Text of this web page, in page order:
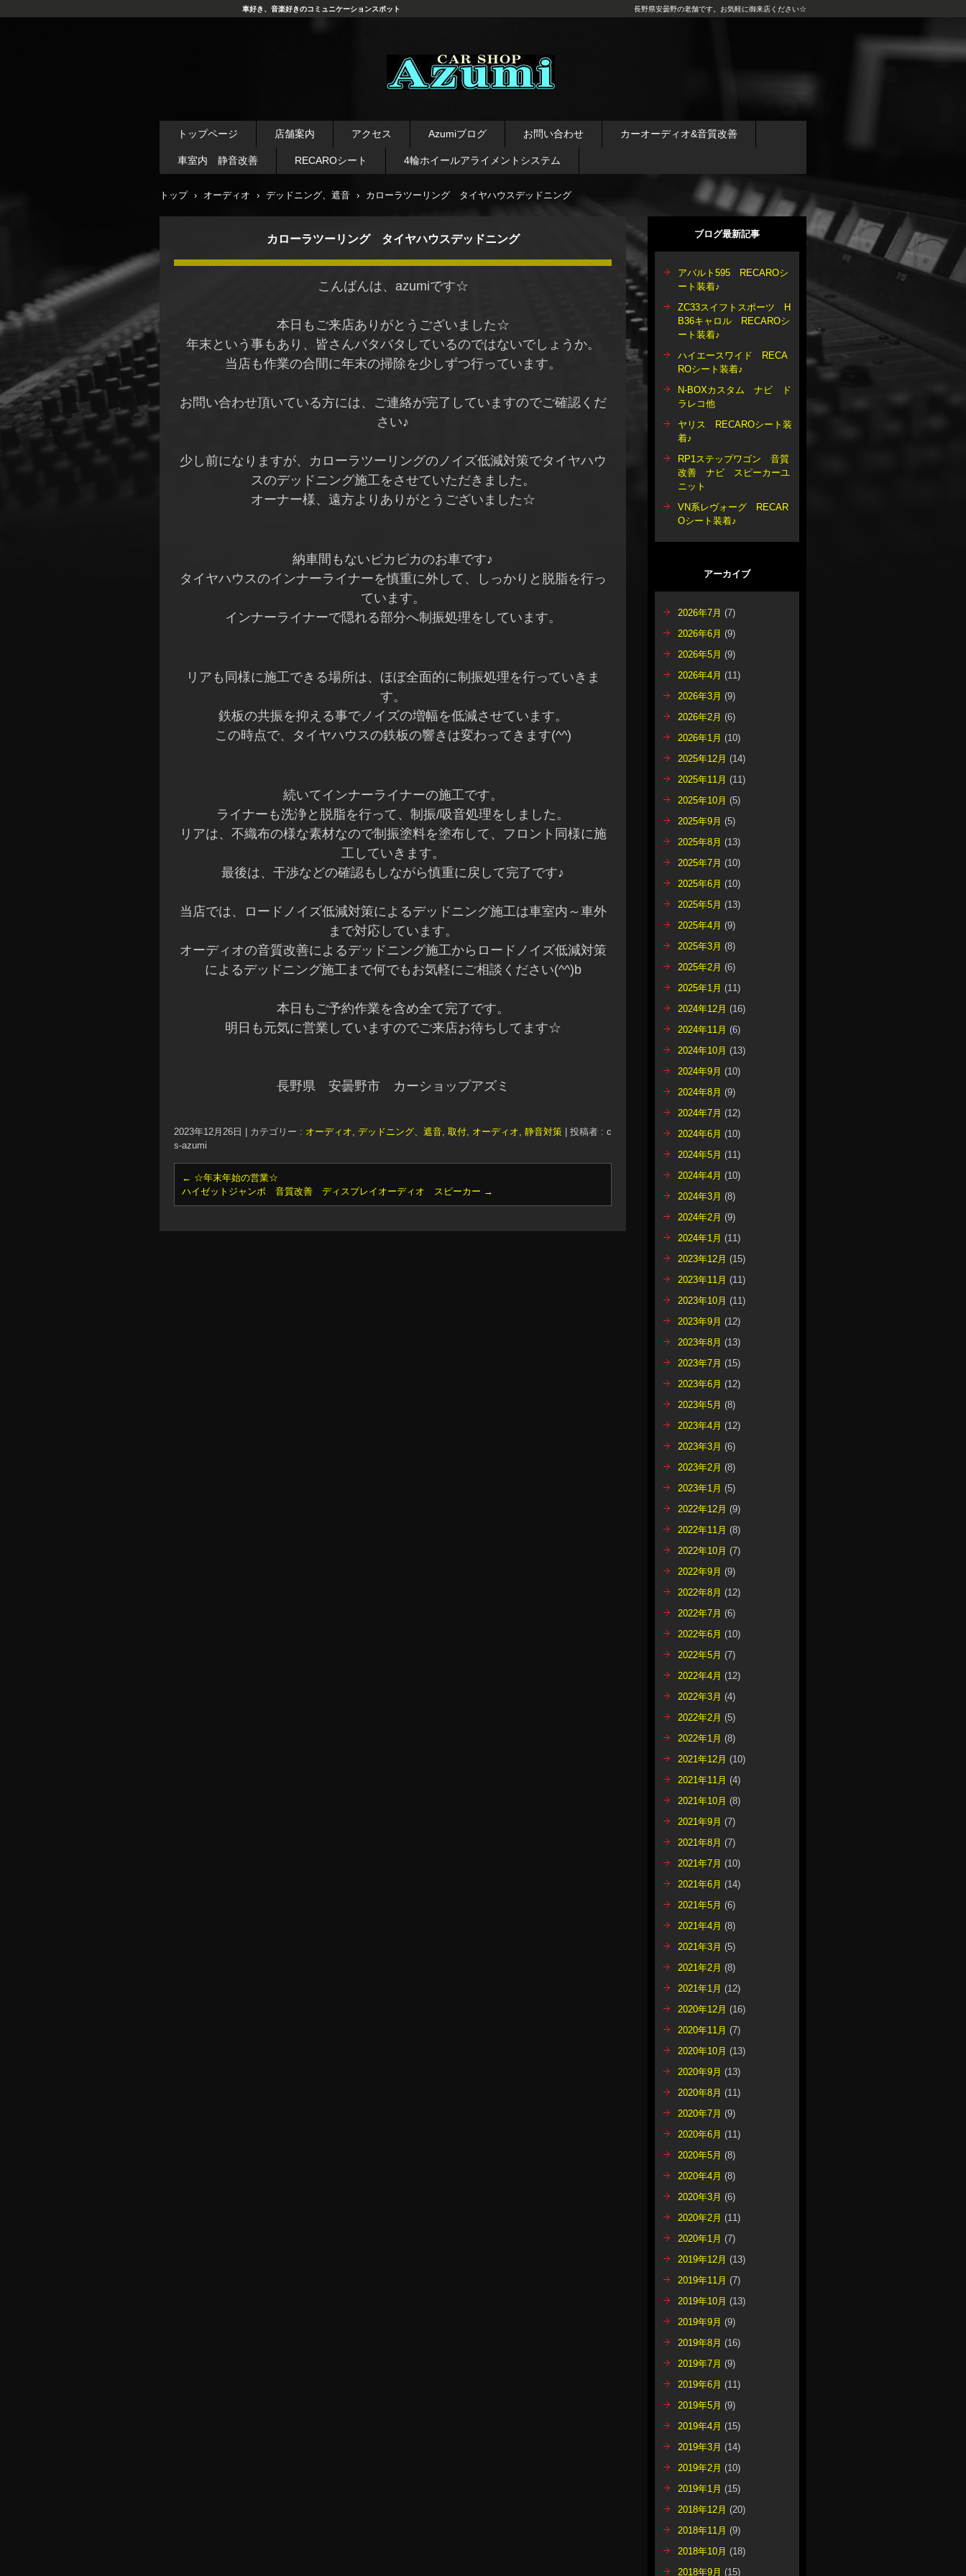
イール デッドニング カーオ
ーディオ レカロシート
車好き、音楽好きのコミュニケーションスポット 長野県安曇野の老舗です。お気軽に御来店ください☆
トップページ 店舗案内 アクセス Azumiブログ お問い合わせ カーオーディオ&音質改善
車室内 静音改善 RECAROシート 4輪ホイールアライメントシステム
トップ › オーディオ › デッドニング、遮音 › カローラツーリング タイヤハウスデッドニング
カローラツーリング タイヤハウスデッドニング
こんばんは、azumiです☆
本日もご来店ありがとうございました☆
年末という事もあり、皆さんバタバタしているのではないでしょうか。
当店も作業の合間に年末の掃除を少しずつ行っています。
お問い合わせ頂いている方には、ご連絡が完了していますのでご確認くだ
さい♪
少し前になりますが、カローラツーリングのノイズ低減対策でタイヤハウ
スのデッドニング施工をさせていただきました。
オーナー様、遠方よりありがとうございました☆
納車間もないピカピカのお車です♪
タイヤハウスのインナーライナーを慎重に外して、しっかりと脱脂を行っ
ています。
インナーライナーで隠れる部分へ制振処理をしています。
リアも同様に施工できる場所は、ほぼ全面的に制振処理を行っていきま
す。
鉄板の共振を抑える事でノイズの増幅を低減させています。
この時点で、タイヤハウスの鉄板の響きは変わってきます(^^)
続いてインナーライナーの施工です。
ライナーも洗浄と脱脂を行って、制振/吸音処理をしました。
リアは、不織布の様な素材なので制振塗料を塗布して、フロント同様に施
工していきます。
最後は、干渉などの確認もしながら慎重に戻して完了です♪
当店では、ロードノイズ低減対策によるデッドニング施工は車室内～車外
まで対応しています。
オーディオの音質改善によるデッドニング施工からロードノイズ低減対策
によるデッドニング施工まで何でもお気軽にご相談ください(^^)b
本日もご予約作業を含め全て完了です。
明日も元気に営業していますのでご来店お待ちしてます☆
長野県 安曇野市 カーショップアズミ
2023年12月26日 カテゴリー : オーディオ, デッドニング、遮音, 取付, オーディオ, 静音対策
投稿者 : c
s-azumi
← ☆年末年始の営業☆
ハイゼットジャンボ 音質改善 ディスプレイオーディオ スピーカー →
ブログ最新記事
アバルト595 RECAROシ
ート装着♪
ZC33スイフトスポーツ H
B36キャロル RECAROシ
ート装着♪
ハイエースワイド RECA
ROシート装着♪
N-BOXカスタム ナビ ド
ラレコ他
ヤリス RECAROシート装
着♪
RP1ステップワゴン 音質
改善 ナビ スピーカーユ
ニット
VN系レヴォーグ RECAR
Oシート装着♪
アーカイブ
2026年7月 (7)
2026年6月 (9)
2026年5月 (9)
2026年4月 (11)
2026年3月 (9)
2026年2月 (6)
2026年1月 (10)
2025年12月 (14)
2025年11月 (11)
2025年10月 (5)
2025年9月 (5)
2025年8月 (13)
2025年7月 (10)
2025年6月 (10)
2025年5月 (13)
2025年4月 (9)
2025年3月 (8)
2025年2月 (6)
2025年1月 (11)
2024年12月 (16)
2024年11月 (6)
2024年10月 (13)
2024年9月 (10)
2024年8月 (9)
2024年7月 (12)
2024年6月 (10)
2024年5月 (11)
2024年4月 (10)
2024年3月 (8)
2024年2月 (9)
2024年1月 (11)
2023年12月 (15)
2023年11月 (11)
2023年10月 (11)
2023年9月 (12)
2023年8月 (13)
2023年7月 (15)
2023年6月 (12)
2023年5月 (8)
2023年4月 (12)
2023年3月 (6)
2023年2月 (8)
2023年1月 (5)
2022年12月 (9)
2022年11月 (8)
2022年10月 (7)
2022年9月 (9)
2022年8月 (12)
2022年7月 (6)
2022年6月 (10)
2022年5月 (7)
2022年4月 (12)
2022年3月 (4)
2022年2月 (5)
2022年1月 (8)
2021年12月 (10)
2021年11月 (4)
2021年10月 (8)
2021年9月 (7)
2021年8月 (7)
2021年7月 (10)
2021年6月 (14)
2021年5月 (6)
2021年4月 (8)
2021年3月 (5)
2021年2月 (8)
2021年1月 (12)
2020年12月 (16)
2020年11月 (7)
2020年10月 (13)
2020年9月 (13)
2020年8月 (11)
2020年7月 (9)
2020年6月 (11)
2020年5月 (8)
2020年4月 (8)
2020年3月 (6)
2020年2月 (11)
2020年1月 (7)
2019年12月 (13)
2019年11月 (7)
2019年10月 (13)
2019年9月 (9)
2019年8月 (16)
2019年7月 (9)
2019年6月 (11)
2019年5月 (9)
2019年4月 (15)
2019年3月 (14)
2019年2月 (10)
2019年1月 (15)
2018年12月 (20)
2018年11月 (9)
2018年10月 (18)
2018年9月 (15)